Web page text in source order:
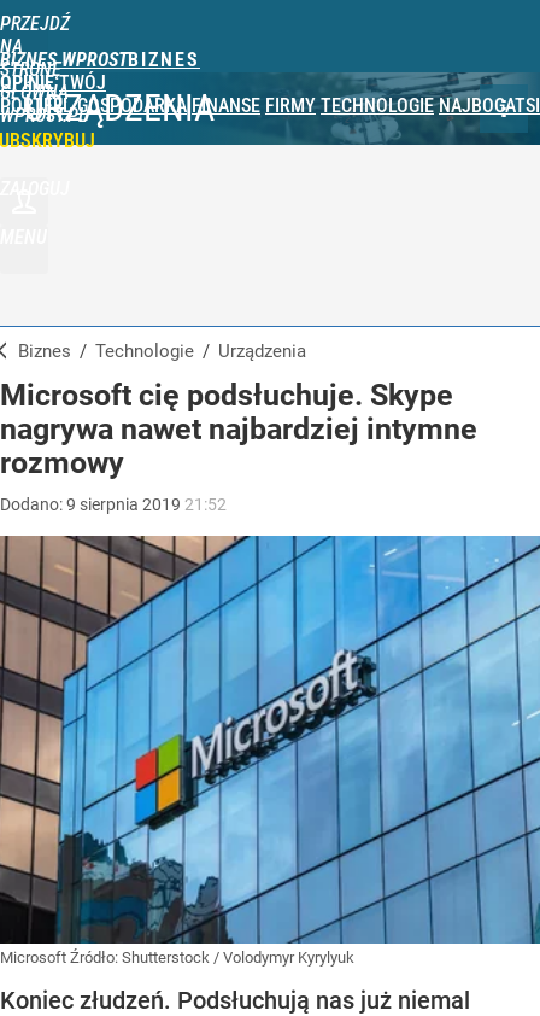
PRZEJDŹ
NA
STRONĘ
GŁÓWNĄ
WPROST.PL
BIZNES WPROST
OPINIE TWÓJ
PORTFEL GOSPODARKA FINANSE FIRMY TECHNOLOGIE NAJBOGATSI
URZĄDZENIA
Biznes / Technologie / Urządzenia
Microsoft cię podsłuchuje. Skype
nagrywa nawet najbardziej intymne
rozmowy
Dodano:9 sierpnia 2019 21:52
Microsoft Źródło: Shutterstock / Volodymyr Kyrylyuk
Koniec złudzeń. Podsłuchują nas już niemal